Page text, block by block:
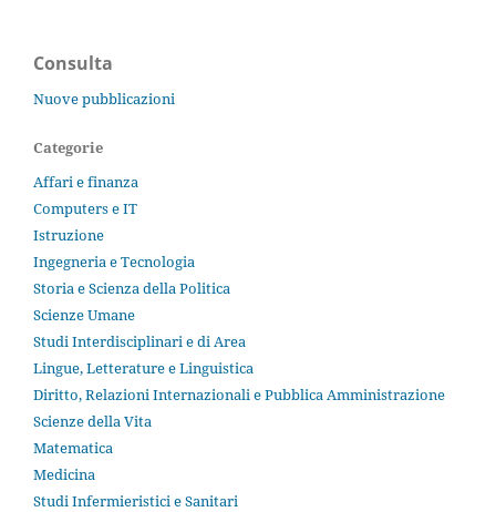
Consulta
Nuove pubblicazioni
Categorie
Affari e finanza
Computers e IT
Istruzione
Ingegneria e Tecnologia
Storia e Scienza della Politica
Scienze Umane
Studi Interdisciplinari e di Area
Lingue, Letterature e Linguistica
Diritto, Relazioni Internazionali e Pubblica Amministrazione
Scienze della Vita
Matematica
Medicina
Studi Infermieristici e Sanitari